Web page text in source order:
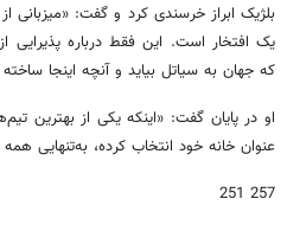
بلژیک ابراز خرسندی کرد و گفت: «میزبانی
یک افتخار است. این فقط درباره پذیرایی
که جهان به سیاتل بیاید و آنچه اینجا
او در پایان گفت: «اینکه یکی از بهترین
عنوان خانه خود انتخاب کرده، به‌تنهایی
257 251